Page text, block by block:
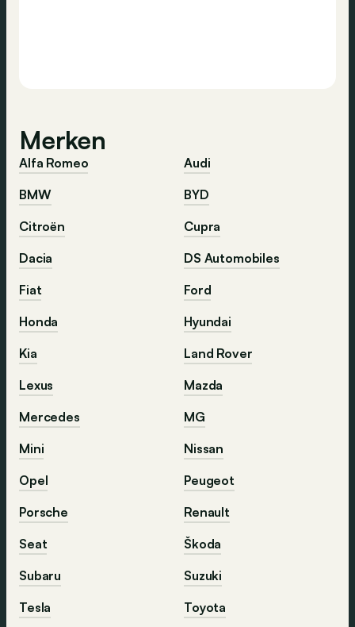
Merken
Alfa Romeo
Audi
BMW
BYD
Citroën
Cupra
Dacia
DS Automobiles
Fiat
Ford
Honda
Hyundai
Kia
Land Rover
Lexus
Mazda
Mercedes
MG
Mini
Nissan
Opel
Peugeot
Porsche
Renault
Seat
Škoda
Subaru
Suzuki
Tesla
Toyota